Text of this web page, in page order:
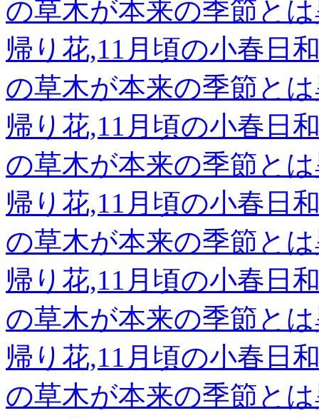
の草木が本来の季節と
帰り花,11月頃の小春日
の草木が本来の季節と
帰り花,11月頃の小春日
の草木が本来の季節と
帰り花,11月頃の小春日
の草木が本来の季節と
帰り花,11月頃の小春日
の草木が本来の季節と
帰り花,11月頃の小春日
の草木が本来の季節と